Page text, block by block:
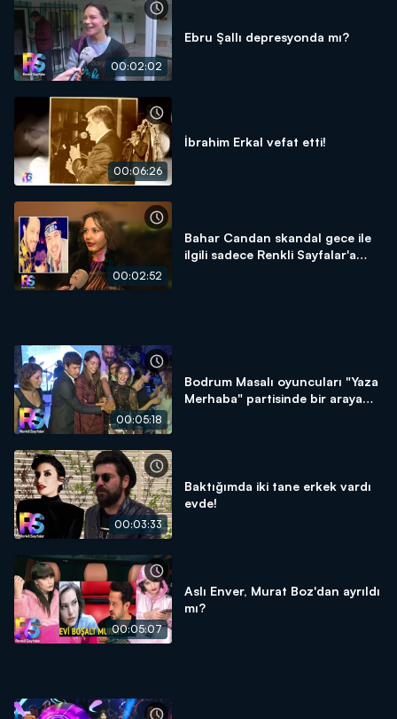
00:02:02
Ebru Şallı depresyonda mı?
00:06:26
İbrahim Erkal vefat etti!
00:02:52
Bahar Candan skandal gece ile
ilgili sadece Renkli Sayfalar'a
00:05:18
Bodrum Masalı oyuncuları "Yaza
Merhaba" partisinde bir araya
00:03:33
Baktığımda iki tane erkek vardı
evde!
00:05:07
Aslı Enver, Murat Boz'dan ayrıldı
mı?